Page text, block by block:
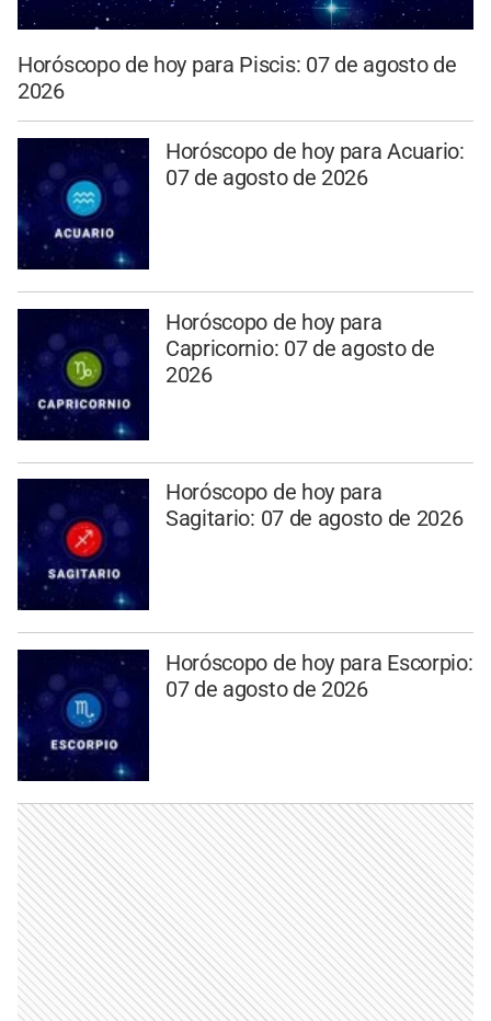
Horóscopo de hoy para Piscis: 07 de agosto de
2026
Horóscopo de hoy para Acuario:
07 de agosto de 2026
Horóscopo de hoy para
Capricornio: 07 de agosto de
2026
Horóscopo de hoy para
Sagitario: 07 de agosto de 2026
Horóscopo de hoy para Escorpio:
07 de agosto de 2026